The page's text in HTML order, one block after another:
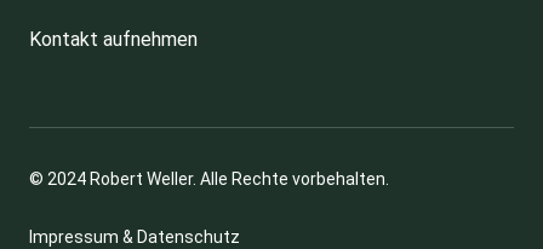
Kontakt aufnehmen
© 2024 Robert Weller. Alle Rechte vorbehalten.
Impressum & Datenschutz